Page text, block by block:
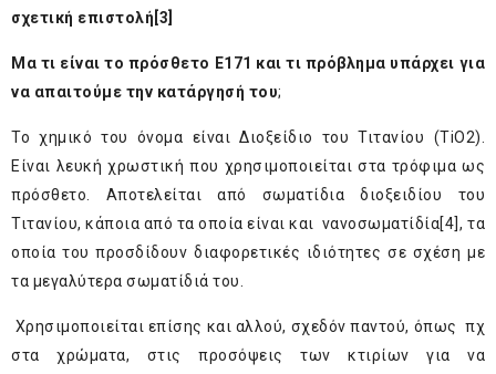
σχετική επιστολή [3]
Μα τι είναι το πρόσθετο Ε171 και τι πρόβλημα υπάρχει για
να απαιτούμε την κατάργησή του;
Το χημικό του όνομα είναι Διοξείδιο του Τιτανίου (TiO2).
Είναι λευκή χρωστική που χρησιμοποιείται στα τρόφιμα ως
πρόσθετο. Αποτελείται από σωματίδια διοξειδίου του
Τιτανίου, κάποια από τα οποία είναι και νανοσωματίδία[4], τα
οποία του προσδίδουν διαφορετικές ιδιότητες σε σχέση με
τα μεγαλύτερα σωματίδιά του.
Χρησιμοποιείται επίσης και αλλού, σχεδόν παντού, όπως πχ
στα χρώματα, στις προσόψεις των κτιρίων για να